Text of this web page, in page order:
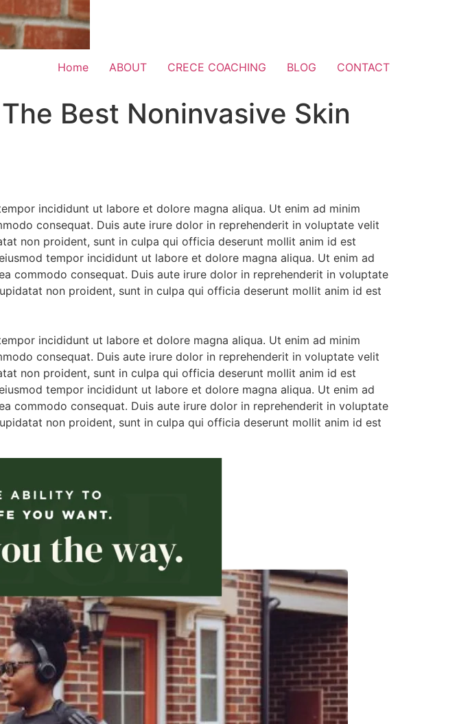
Home ABOUT CRECE COACHING BLOG CONTACT
Best Noninvasive Skin
incididunt ut labore et dolore magna aliqua. Ut enim ad minim
consequat. Duis aute irure dolor in reprehenderit in voluptate velit
non proident, sunt in culpa qui officia deserunt mollit anim id est
tempor incididunt ut labore et dolore magna aliqua. Ut enim ad
commodo consequat. Duis aute irure dolor in reprehenderit in voluptate
non proident, sunt in culpa qui officia deserunt mollit anim id est
incididunt ut labore et dolore magna aliqua. Ut enim ad minim
consequat. Duis aute irure dolor in reprehenderit in voluptate velit
non proident, sunt in culpa qui officia deserunt mollit anim id est
tempor incididunt ut labore et dolore magna aliqua. Ut enim ad
commodo consequat. Duis aute irure dolor in reprehenderit in voluptate
non proident, sunt in culpa qui officia deserunt mollit anim id est